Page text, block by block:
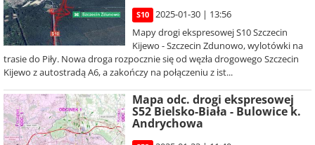
S10
2025-01-30 | 13:56
Mapy drogi ekspresowej S10 Szczecin
Kijewo - Szczecin Zdunowo, wylotówki na
trasie do Piły. Nowa droga rozpocznie się od węzła drogowego Szczecin
Kijewo z autostradą A6, a zakończy na połączeniu z ist...
Mapa odc. drogi ekspresowej
S52 Bielsko-Biała - Bulowice k.
Andrychowa